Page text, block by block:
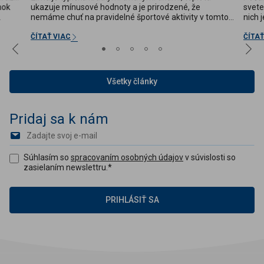
ukazuje mínusové hodnoty a je prirodzené, že
nemáme chuť na pravidelné športové aktivity v tomto
tanieri, menej ovocia a zeleniny, jedlá chudobné na
vitamíny, minerály...
ČÍTAŤ VIAC
nich
ešte
keď
Všetky články
Pridaj sa k nám
Súhlasím so spracovaním osobných údajovv súvislosti so
zasielaním newslettru. *
PRIHLÁSIŤ SA